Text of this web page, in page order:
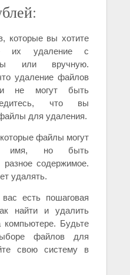
которые вы хотите
их удаление с
или вручную.
удаление файлов
не могут быть
что вы
для удаления.
файлы могут
имя, но быть
содержимое.
удалять.
есть пошаговая
найти и удалить
Будьте
файлов для
свою систему в